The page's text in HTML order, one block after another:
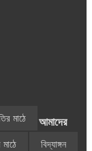
মাঠে
মাঠে বিদ্যাঙ্গন
আমাদের